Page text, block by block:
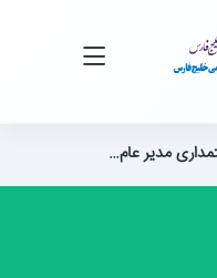
مدیر عام…